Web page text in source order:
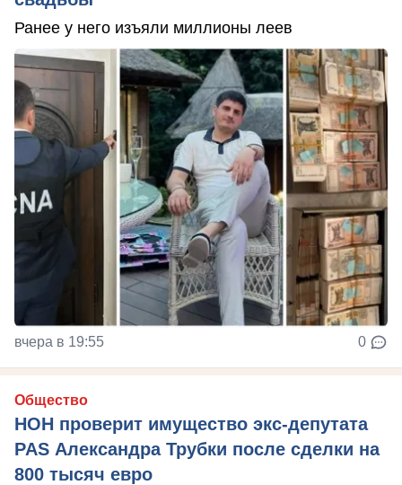
Ранее у него изъяли миллионы леев
вчера в 19:55 0
Общество
НОН проверит имущество экс-депутата
PAS Александра Трубки после сделки на
800 тысяч евро